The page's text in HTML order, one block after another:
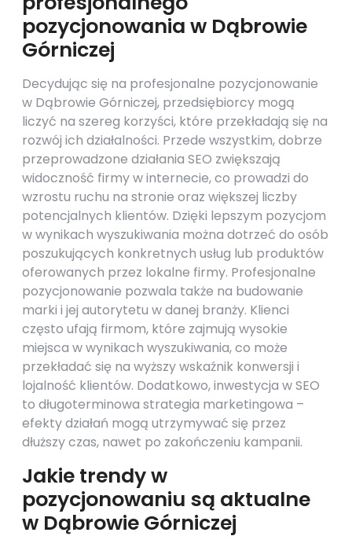
pozycjonowania w Dąbrowie
Górniczej
Decydując się na profesjonalne pozycjonowanie
w Dąbrowie Górniczej, przedsiębiorcy mogą
liczyć na szereg korzyści, które przekładają się na
rozwój ich działalności. Przede wszystkim, dobrze
przeprowadzone działania SEO zwiększają
widoczność firmy w internecie, co prowadzi do
wzrostu ruchu na stronie oraz większej liczby
potencjalnych klientów. Dzięki lepszym pozycjom
w wynikach wyszukiwania można dotrzeć do osób
poszukujących konkretnych usług lub produktów
oferowanych przez lokalne firmy. Profesjonalne
pozycjonowanie pozwala także na budowanie
marki i jej autorytetu w danej branży. Klienci
często ufają firmom, które zajmują wysokie
miejsca w wynikach wyszukiwania, co może
przekładać się na wyższy wskaźnik konwersji i
lojalność klientów. Dodatkowo, inwestycja w SEO
to długoterminowa strategia marketingowa –
efekty działań mogą utrzymywać się przez
dłuższy czas, nawet po zakończeniu kampanii.
Jakie trendy w
pozycjonowaniu są aktualne
w Dąbrowie Górniczej